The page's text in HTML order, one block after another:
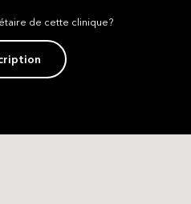
de cette clinique?